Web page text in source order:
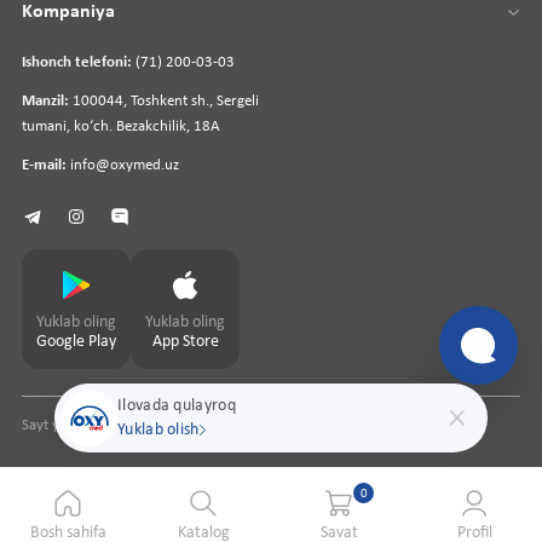
Ilovada qulayroq
Yuklab olish
Ishonch telefoni: (71) 200-03-03
Manzil: 100044, Toshkent sh., Sergeli
tumani, koʻch. Bezakchilik, 18A
E-mail: info@oxymed.uz
Kompaniya
Yuklab oling
Google Play
Yuklab oling
App Store
Sayt yaratuvchipharmit.uz
Bosh sahifa Katalog
0
Savat Profil